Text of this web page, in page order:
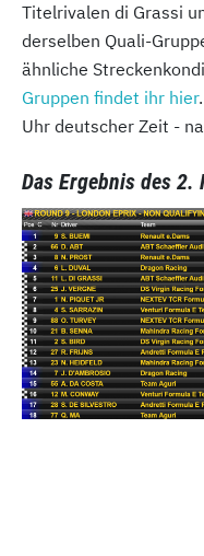
Titelrivalen di Grassi
derselben Quali-
ähnliche
Gruppen findet ihr hier
Uhr deutscher Zeit -
Das Ergebnis des 2.